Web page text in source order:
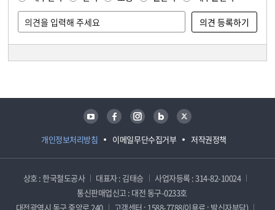
개인정보처리방침 이메일무단수집거부 저작권정책
유튜브 페이스북 인스타그램 블로그 트위터
상호 : 한국철도공사 대표자 : 김태승
사업자등록 : 314-82-10024
통신판매업신고 : 대전 동구-0233호
대전광역시 동구 중앙로 240
고객센터 : 1588-7788(이용료 : 발신자부담)